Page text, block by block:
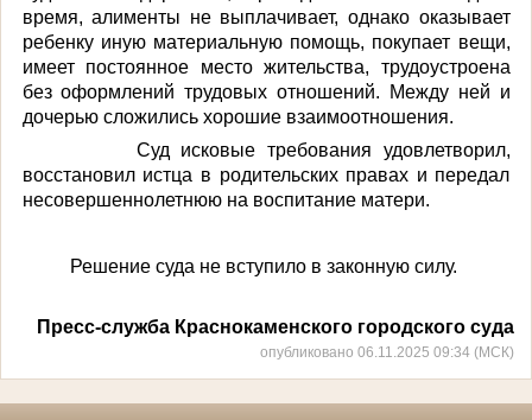
время, алименты не выплачивает, однако оказывает
ребенку иную материальную помощь, покупает вещи,
имеет постоянное место жительства, трудоустроена
без оформлений трудовых отношений. Между ней и
дочерью сложились хорошие взаимоотношения.
Суд исковые требования удовлетворил,
восстановил истца в родительских правах и передал
несовершеннолетнюю на воспитание матери.
Решение суда не вступило в законную силу.
Пресс-служба Краснокаменского городского суда
опубликовано 06.11.2025 09:34 (МСК)